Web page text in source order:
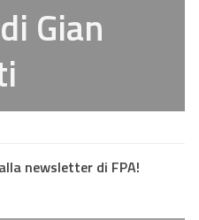
Gian
newsletter di FPA!